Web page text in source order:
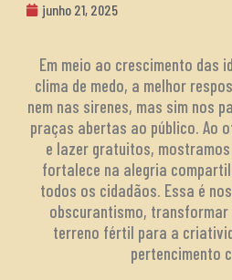
junho 21, 2025
Em meio ao crescimento das
clima de medo, a melhor
nem nas sirenes, mas sim nos
praças abertas ao público. Ao
e lazer gratuitos,
fortalece na alegria
todos os cidadãos. Essa é
obscurantismo, transformar
terreno fértil para a
pertencimento